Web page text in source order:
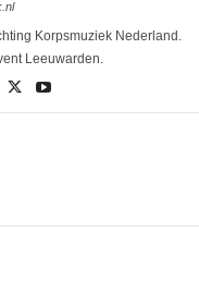
Korpsmuziek Nederland.
Leeuwarden.